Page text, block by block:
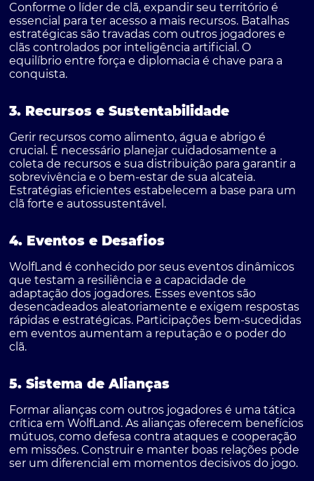
Conforme o líder de clã, expandir seu território é
essencial para ter acesso a mais recursos. Batalhas
estratégicas são travadas com outros jogadores e
clãs controlados por inteligência artificial. O
equilíbrio entre força e diplomacia é chave para a
conquista.
3. Recursos e Sustentabilidade
Gerir recursos como alimento, água e abrigo é
crucial. É necessário planejar cuidadosamente a
coleta de recursos e sua distribuição para garantir a
sobrevivência e o bem-estar de sua alcateia.
Estratégias eficientes estabelecem a base para um
clã forte e autossustentável.
4. Eventos e Desafios
WolfLand é conhecido por seus eventos dinâmicos
que testam a resiliência e a capacidade de
adaptação dos jogadores. Esses eventos são
desencadeados aleatoriamente e exigem respostas
rápidas e estratégicas. Participações bem-sucedidas
em eventos aumentam a reputação e o poder do
clã.
5. Sistema de Alianças
Formar alianças com outros jogadores é uma tática
crítica em WolfLand. As alianças oferecem benefícios
mútuos, como defesa contra ataques e cooperação
em missões. Construir e manter boas relações pode
ser um diferencial em momentos decisivos do jogo.